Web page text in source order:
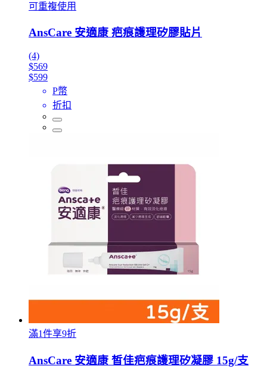
可重複使用
AnsCare 安適康 疤痕護理矽膠貼片
(4)
$569
$599
P幣
折扣
滿1件享9折
AnsCare 安適康 皙佳疤痕護理矽凝膠 15g/支